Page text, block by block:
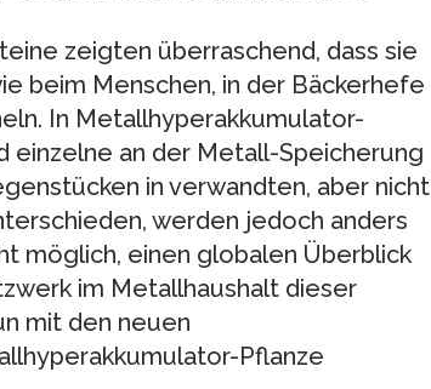
zeigten überraschend, dass sie
beim Menschen, in der Bäckerhefe
In Metallhyperakkumulator-
einzelne an der Metall-Speicherung
in verwandten, aber nicht
werden jedoch anders
möglich, einen globalen Überblick
im Metallhaushalt dieser
mit den neuen
Pflanze